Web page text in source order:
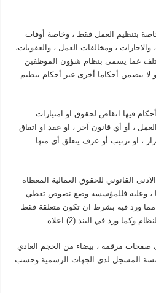
بتنظيم العمل فقط ، وخاصة أوقات
، ومخالفات العمل ، والعقوبات،
عما يسمى بنظام شؤون الموظفين
يتضمن أحكاما أخرى غير أحكام تنظيم
فيها انقاص لحقوق او امتيازات
، أو أي قانون آخر ، او عقد او اتفاق
، او ترتيب أو عرف يتعلق أي منها
القانوني للحقوق العمالية المعطاه
، وعليه فللمؤسسة وضع نصوص تعطي
مما ورد فيه بشرط ان تكون متعلقة فقط
ورد في البند (2) اعلاه .
صفحات مرقمه ، بيضاء من الحجم العادي
المسجل لدى الجهات الرسمية وحسب